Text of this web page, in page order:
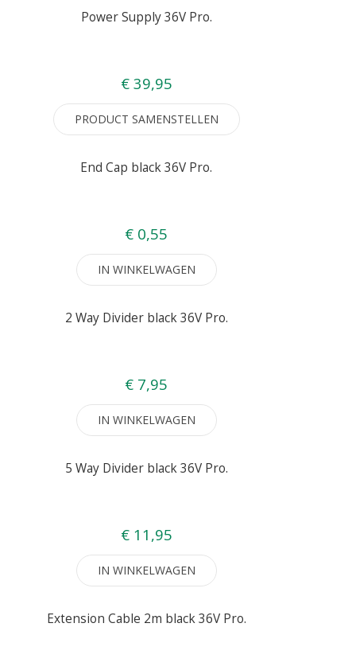
Power Supply 36V Pro.
€ 39,95
PRODUCT SAMENSTELLEN
End Cap black 36V Pro.
€ 0,55
IN WINKELWAGEN
2 Way Divider black 36V Pro.
€ 7,95
IN WINKELWAGEN
5 Way Divider black 36V Pro.
€ 11,95
IN WINKELWAGEN
Extension Cable 2m black 36V Pro.